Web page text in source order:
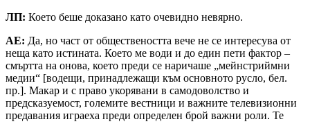
ЛП: Което беше доказано като очевидно невярно.
АЕ: Да, но част от обществеността вече не се интересува от
неща като истината. Което ме води и до един пети фактор –
смъртта на онова, което преди се наричаше „мейнстриймни
медии“ [водещи, принадлежащи към основното русло, бел.
пр.]. Макар и с право укорявани в самодоволство и
предсказуемост, големите вестници и важните телевизионни
предавания играеха преди определен брой важни роли. Те